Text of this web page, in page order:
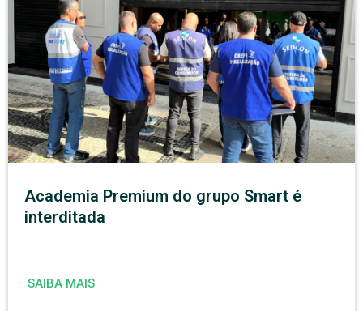
Academia Premium do grupo Smart é
interditada
SAIBA MAIS